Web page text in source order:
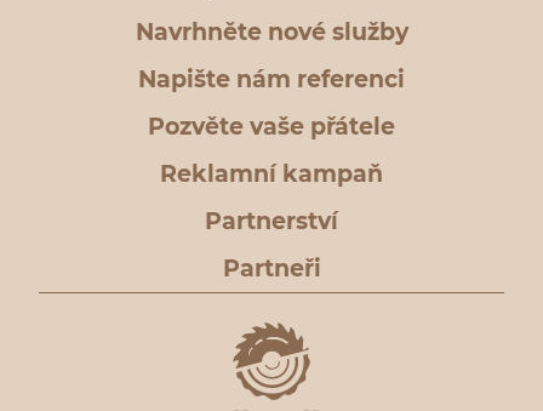
Navrhněte nové služby
Napište nám referenci
Pozvěte vaše přátele
Reklamní kampaň
Partnerství
Partneři